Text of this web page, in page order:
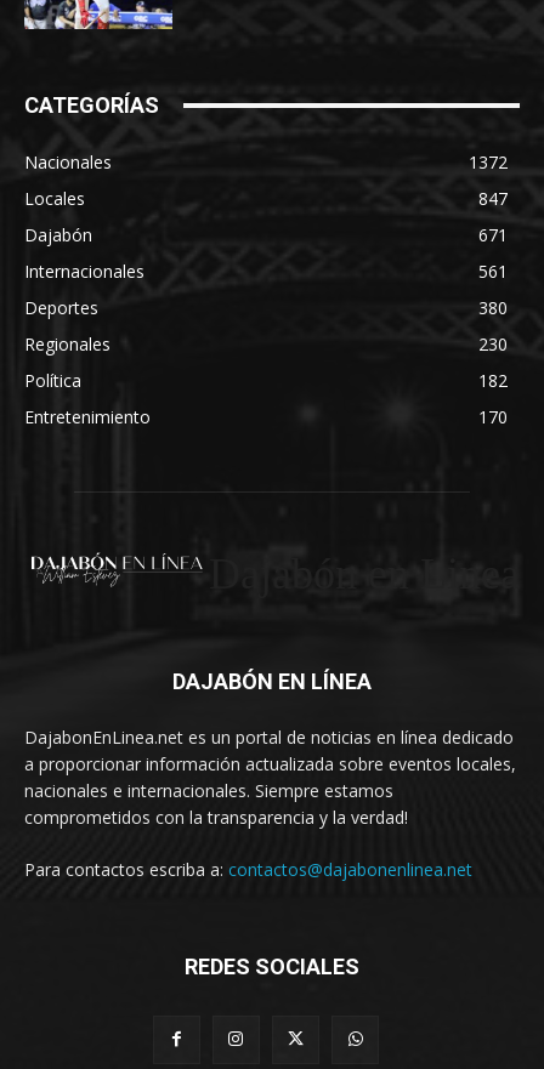
CATEGORÍAS
Nacionales
1372
Locales
847
Dajabón
671
Internacionales
561
Deportes
380
Regionales
230
Política
182
Entretenimiento
170
DAJABÓN EN LÍNEA
DajabonEnLinea.net es un portal de noticias en línea dedicado
a proporcionar información actualizada sobre eventos locales,
nacionales e internacionales. Siempre estamos
comprometidos con la transparencia y la verdad!
Para contactos escriba a: contactos@dajabonenlinea.net
REDES SOCIALES